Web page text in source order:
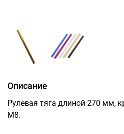
Описание
Рулевая тяга длиной 270 мм,
М8.